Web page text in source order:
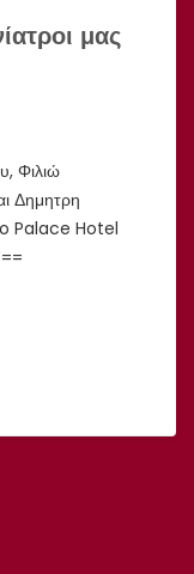
μας
Φιλιώ
Δημητρη
Palace Hotel